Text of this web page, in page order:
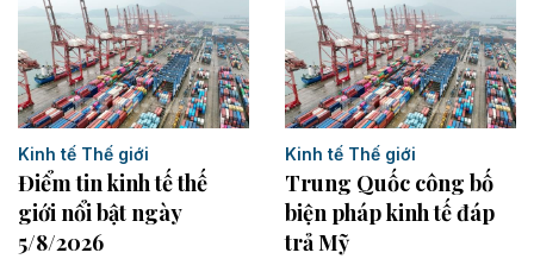
Kinh tế Thế giới
Điểm tin kinh tế thế
giới nổi bật ngày
5/8/2026
Kinh tế Thế giới
Trung Quốc công bố
biện pháp kinh tế đáp
trả Mỹ